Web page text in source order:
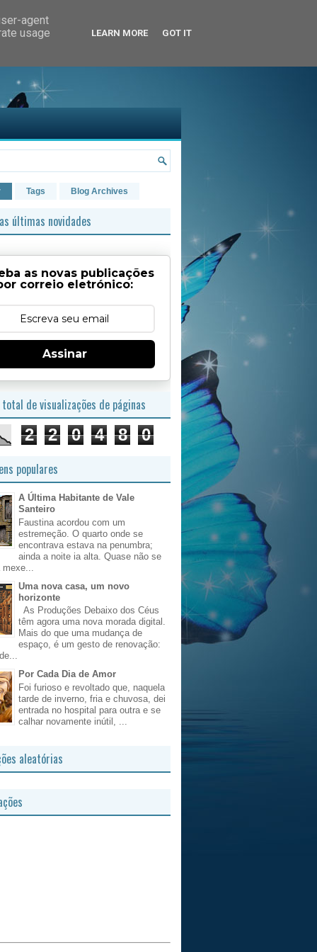
Tags Blog Archives
últimas novidades
as novas publicações
correio eletrónico:
Assinar
de visualizações de páginas
2 2 0 4 8 0
populares
A Última Habitante de Vale
Santeiro
Faustina acordou com um
estremeção. O quarto onde se
encontrava estava na penumbra;
ainda a noite ia alta. Quase não se
Uma nova casa, um novo
horizonte
As Produções Debaixo dos Céus
têm agora uma nova morada digital.
Mais do que uma mudança de
espaço, é um gesto de renovação:
Por Cada Dia de Amor
Foi furioso e revoltado que, naquela
tarde de inverno, fria e chuvosa, dei
entrada no hospital para outra e se
calhar novamente inútil, ...
aleatórias
agent
usage
LEARN MORE GOT IT